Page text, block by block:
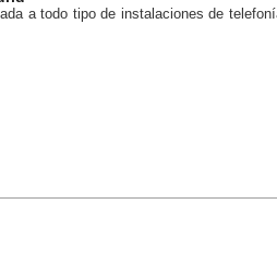
a todo tipo de instalaciones de